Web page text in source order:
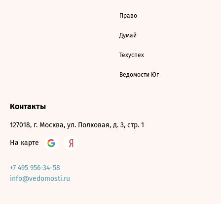
Право
Думай
Техуспех
Ведомости Юг
Контакты
127018, г. Москва, ул. Полковая, д. 3, стр. 1
На карте
+7 495 956-34-58
info@vedomosti.ru